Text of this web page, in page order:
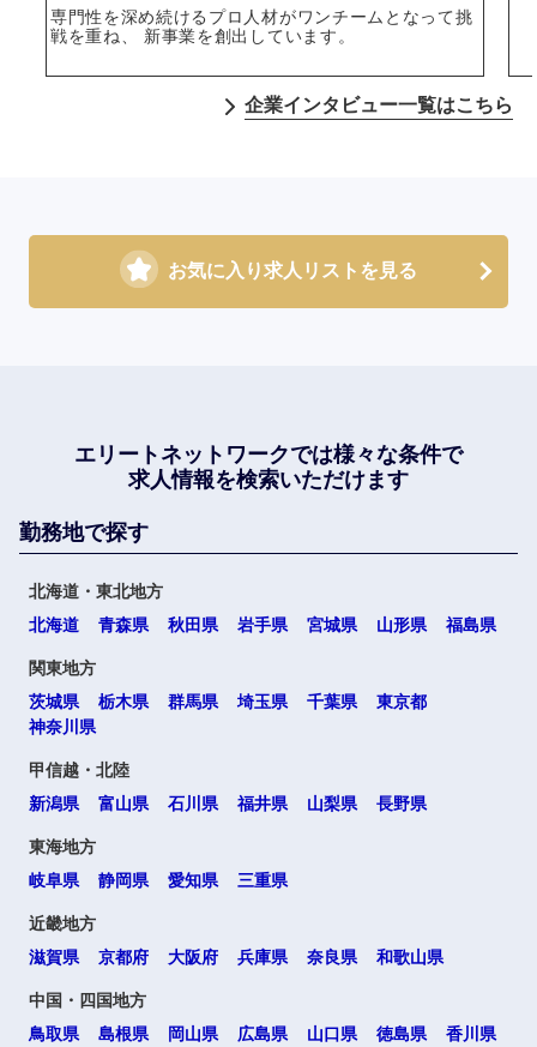
専門性を深め続けるプロ人材がワンチームとなって挑
戦を重ね、 新事業を創出しています。
企業インタビュー一覧はこちら
お気に入り求人リストを見る
エリートネットワークでは様々な条件で
求人情報を検索いただけます
勤務地で探す
北海道・東北地方
北海道
青森県 秋田県 岩手県 宮城県 山形県 福島県
関東地方
茨城県
栃木県 群馬県 埼玉県 千葉県
東京都
神奈川県
甲信越・北陸
新潟県
富山県 石川県 福井県 山梨県 長野県
東海地方
岐阜県
静岡県 愛知県 三重県
近畿地方
滋賀県
京都府 大阪府 兵庫県 奈良県 和歌山県
中国・四国地方
鳥取県
島根県 岡山県 広島県 山口県 徳島県
香川県